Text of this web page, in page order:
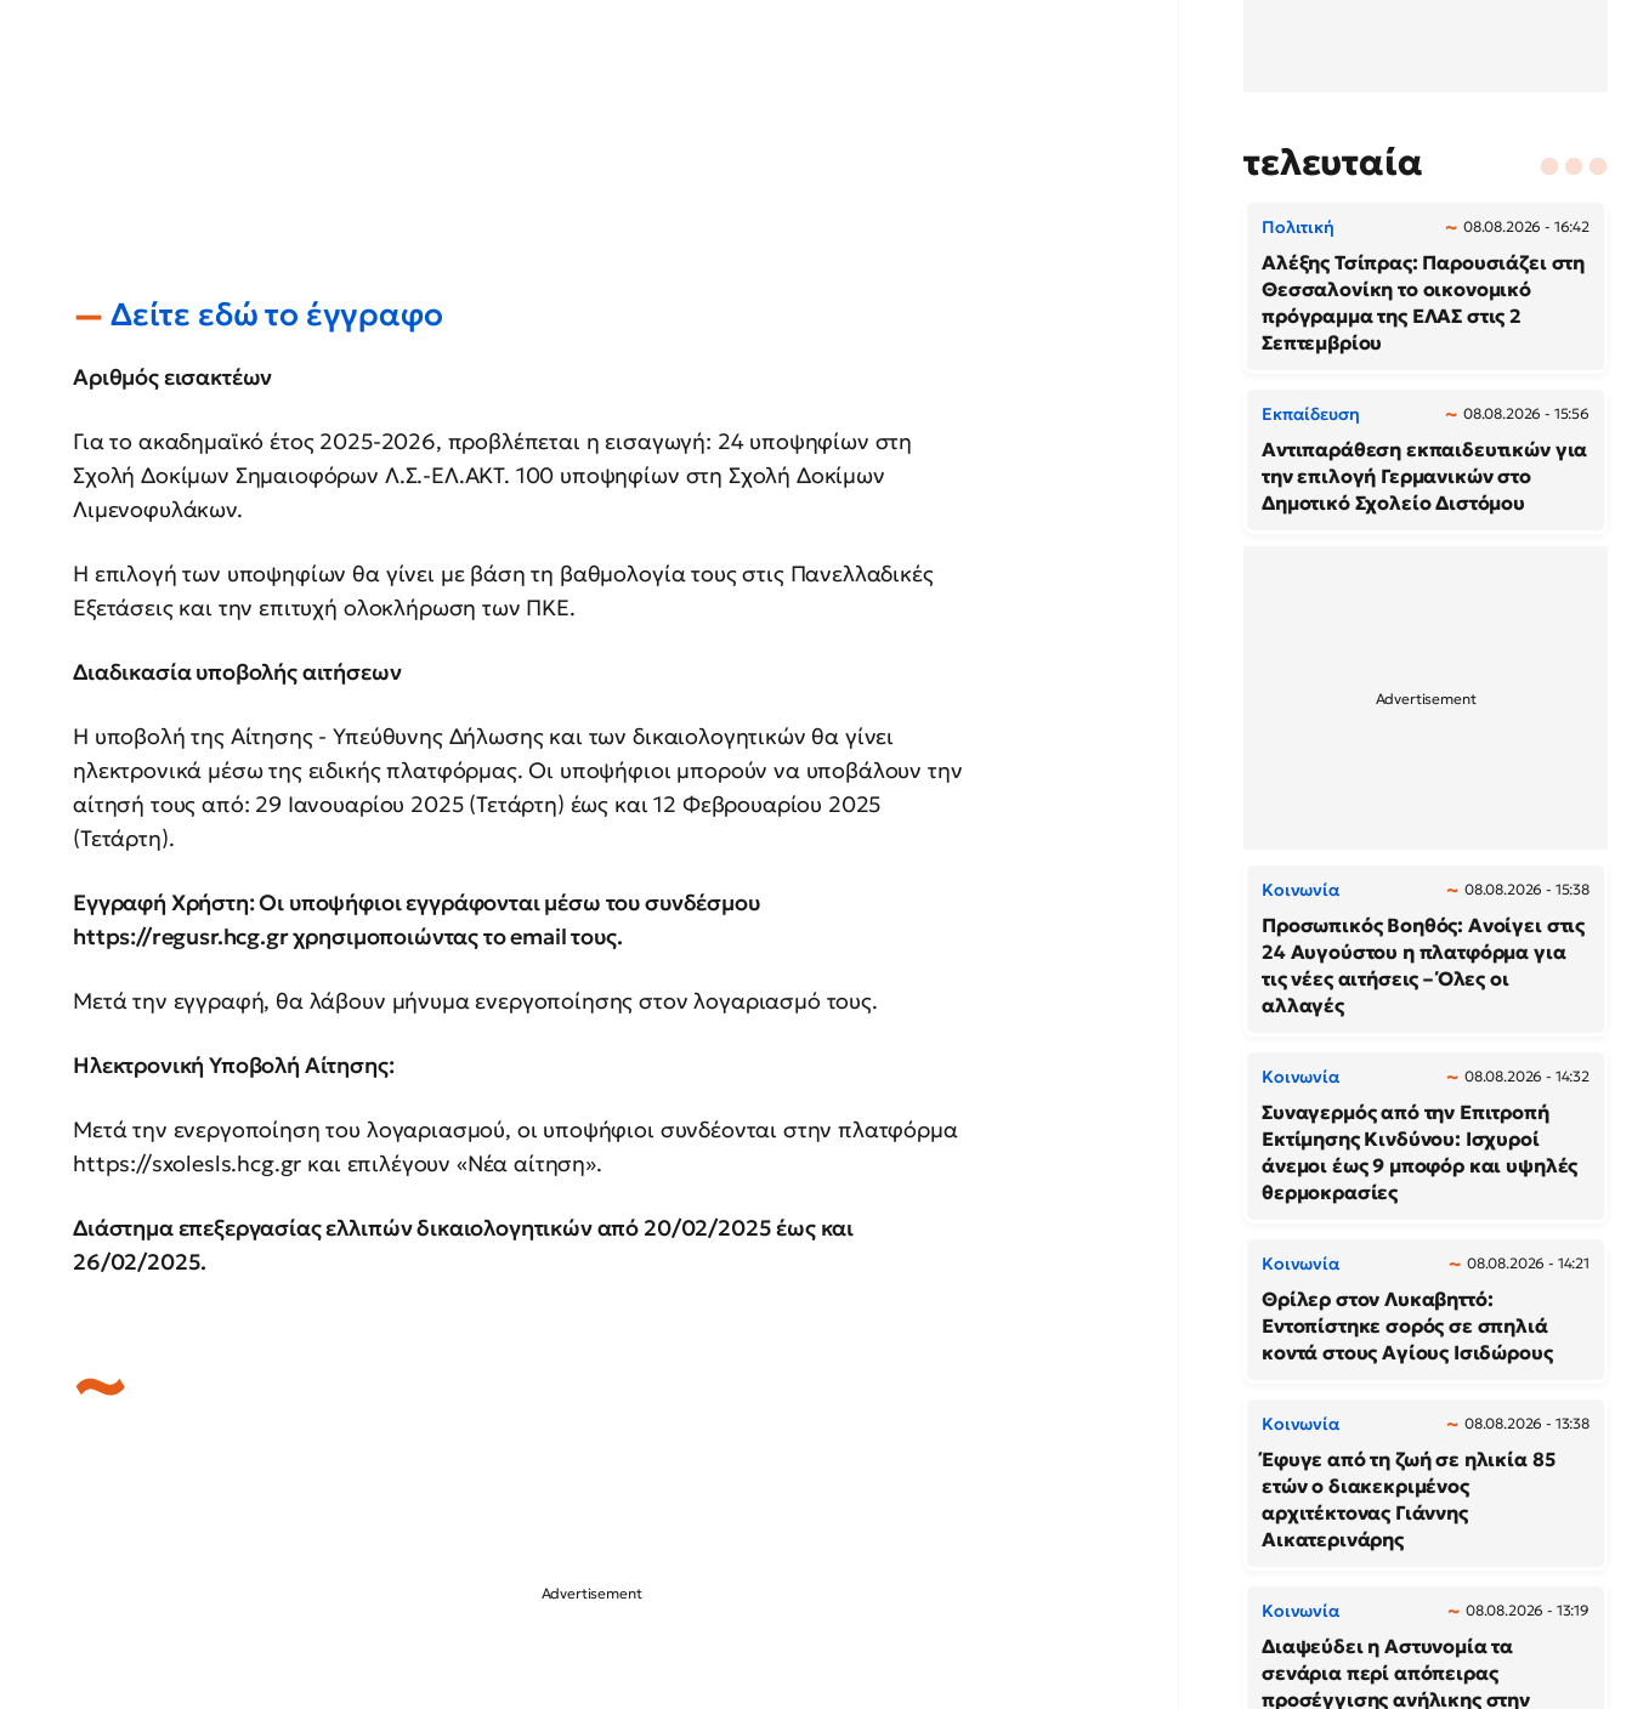
Δείτε εδώ το έγγραφο
Αριθμός εισακτέων
Για το ακαδημαϊκό έτος 2025-2026, προβλέπεται η εισαγωγή: 24 υποψηφίων στη
Σχολή Δοκίμων Σημαιοφόρων Λ.Σ.-ΕΛ.ΑΚΤ. 100 υποψηφίων στη Σχολή Δοκίμων
Λιμενοφυλάκων.
Η επιλογή των υποψηφίων θα γίνει με βάση τη βαθμολογία τους στις Πανελλαδικές
Εξετάσεις και την επιτυχή ολοκλήρωση των ΠΚΕ.
Διαδικασία υποβολής αιτήσεων
Η υποβολή της Αίτησης - Υπεύθυνης Δήλωσης και των δικαιολογητικών θα γίνει
ηλεκτρονικά μέσω της ειδικής πλατφόρμας. Οι υποψήφιοι μπορούν να υποβάλουν την
αίτησή τους από: 29 Ιανουαρίου 2025 (Τετάρτη) έως και 12 Φεβρουαρίου 2025
(Τετάρτη).
Εγγραφή Χρήστη: Οι υποψήφιοι εγγράφονται μέσω του συνδέσμου
https://regusr.hcg.gr χρησιμοποιώντας το email τους.
Μετά την εγγραφή, θα λάβουν μήνυμα ενεργοποίησης στον λογαριασμό τους.
Ηλεκτρονική Υποβολή Αίτησης:
Μετά την ενεργοποίηση του λογαριασμού, οι υποψήφιοι συνδέονται στην πλατφόρμα
https://sxolesls.hcg.gr και επιλέγουν «Νέα αίτηση».
Διάστημα επεξεργασίας ελλιπών δικαιολογητικών από 20/02/2025 έως και
26/02/2025.
τελευταία
Πολιτική 08.08.2026 - 16:42
Αλέξης Τσίπρας: Παρουσιάζει στη
Θεσσαλονίκη το οικονομικό
πρόγραμμα της ΕΛΑΣ στις 2
Σεπτεμβρίου
Εκπαίδευση 08.08.2026 - 15:56
Αντιπαράθεση εκπαιδευτικών για
την επιλογή Γερμανικών στο
Δημοτικό Σχολείο Διστόμου
Κοινωνία 08.08.2026 - 15:38
Προσωπικός Βοηθός: Ανοίγει στις
24 Αυγούστου η πλατφόρμα για
τις νέες αιτήσεις – Όλες οι
αλλαγές
Κοινωνία 08.08.2026 - 14:32
Συναγερμός από την Επιτροπή
Εκτίμησης Κινδύνου: Ισχυροί
άνεμοι έως 9 μποφόρ και υψηλές
θερμοκρασίες
Κοινωνία 08.08.2026 - 14:21
Θρίλερ στον Λυκαβηττό:
Εντοπίστηκε σορός σε σπηλιά
κοντά στους Αγίους Ισιδώρους
Κοινωνία 08.08.2026 - 13:38
Έφυγε από τη ζωή σε ηλικία 85
ετών ο διακεκριμένος
αρχιτέκτονας Γιάννης
Αικατερινάρης
Κοινωνία 08.08.2026 - 13:19
Διαψεύδει η Αστυνομία τα
σενάρια περί απόπειρας
προσέγγισης ανήλικης στην